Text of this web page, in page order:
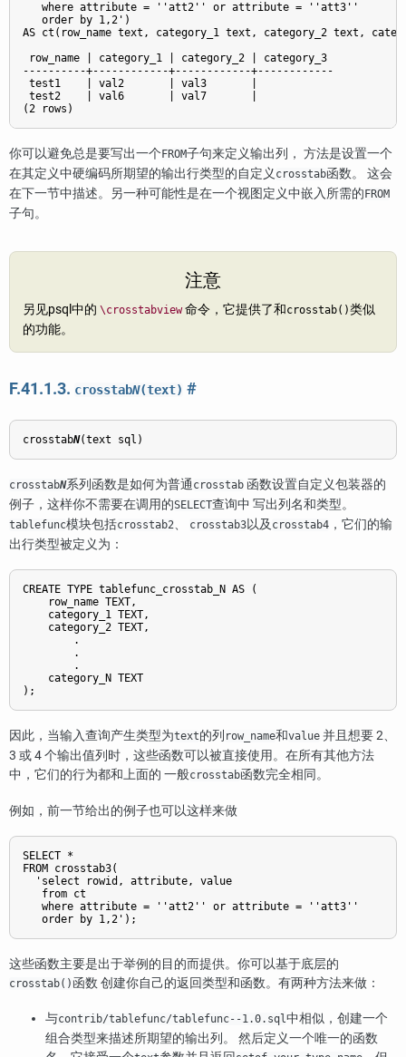
   where attribute = ''att2'' or attribute = ''att3''
   order by 1,2')
AS ct(row_name text, category_1 text, category_2 text,
row_name | category_1 | category_2 | category_3
----------+------------+------------+------------
test1    | val2       | val3       |
test2    | val6       | val7       |
你可以避免总是要写出一个 FROM子句来定义输出列， 方法是设置一个
在其定义中硬编码所期望的输出行类型的自定义 crosstab函数。 这会
在下一节中描述。另一种可能性是在一个视图定义中嵌入所需的 FROM
子句。
注意
另见psql 中的 \crosstabview命令，它提供了和crosstab()类似
的功能。
F.41.1.3. crosstabN(text) #
crosstabN
crosstabN系列函数是如何为普通 crosstab 函数设置自定义包装器的
例子，这样你不需要在调用的SELECT查询中 写出列名和类型。
tablefunc模块包括crosstab2、 crosstab3以及 crosstab4 ，它们的输
出行类型被定义为：
CREATE TYPE tablefunc_crosstab_N AS (
    row_name TEXT,
    category_1 TEXT,
    category_2 TEXT,
        .
        .
        .
    category_N TEXT
因此，当输入查询产生类型为text的列 row_name和value 并且想要 2、
3 或 4 个输出值列时，这些函数可以被直接使用。在所有其他方法
中，它们的行为都和上面的 一般crosstab函数完全相同。
例如，前一节给出的例子也可以这样来做
SELECT *
FROM crosstab3(
  'select rowid, attribute, value
   from ct
   where attribute = ''att2'' or attribute = ''att3''
这些函数主要是出于举例的目的而提供。你可以基于底层的
crosstab() 函数 创建你自己的返回类型和函数。有两种方法来做：
与contrib/tablefunc/tablefunc--1.0.sql中相似，创建一个
组合类型来描述所期望的输出列。 然后定义一个唯一的函数